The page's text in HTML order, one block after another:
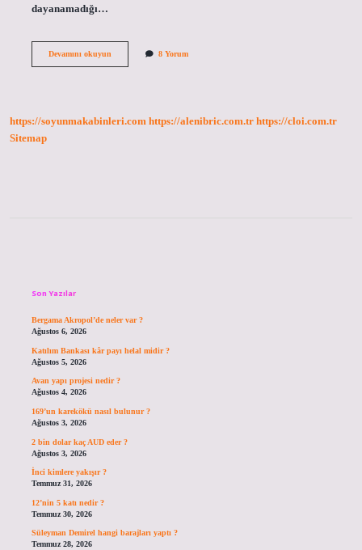
dayanamadığı…
Devamını okuyunErkeklerin
8 Yorum
https://soyunmakabinleri.com https://alenibric.com.tr https://cloi.com.tr
Sitemap
Son Yazılar
Bergama Akropol’de neler var ?
Ağustos 6, 2026
Katılım Bankası kâr payı helal midir ?
Ağustos 5, 2026
Avan yapı projesi nedir ?
Ağustos 4, 2026
169’un karekökü nasıl bulunur ?
Ağustos 3, 2026
2 bin dolar kaç AUD eder ?
Ağustos 3, 2026
İnci kimlere yakışır ?
Temmuz 31, 2026
12’nin 5 katı nedir ?
Temmuz 30, 2026
Süleyman Demirel hangi barajları yaptı ?
Temmuz 28, 2026